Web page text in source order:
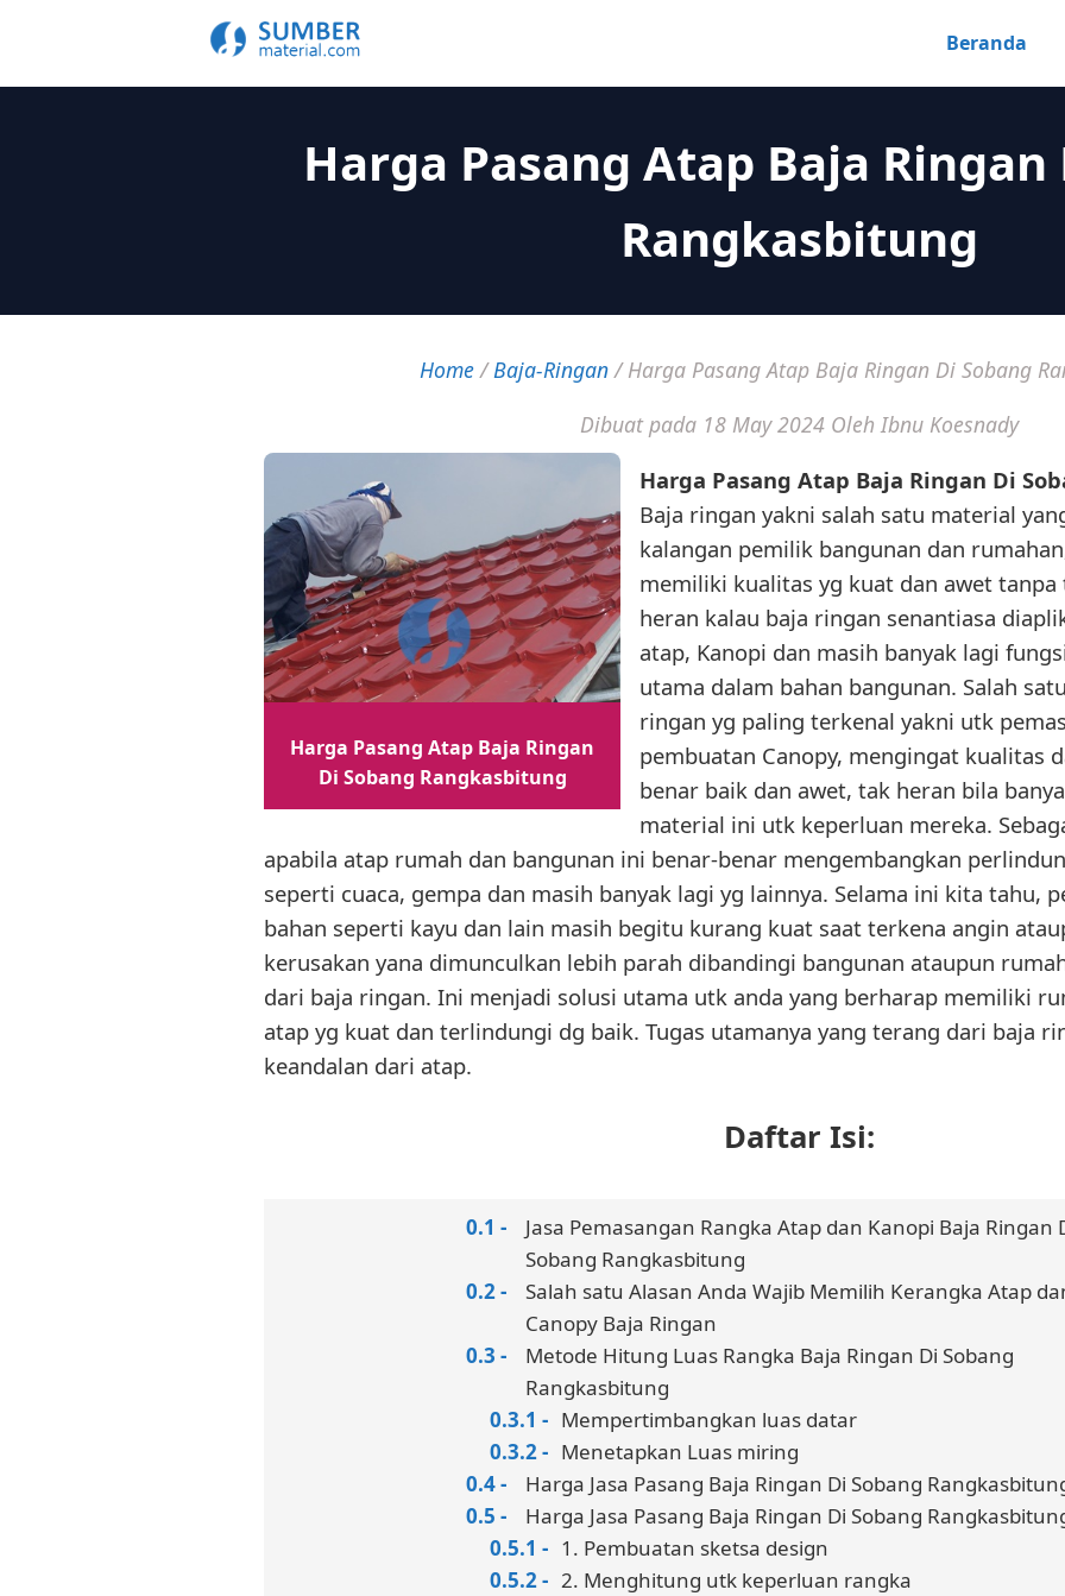
Beranda
Harga Pasang Atap Baja Ringan
Rangkasbitung
Home/Baja-Ringan/Harga Pasang Atap Baja Ringan Di Sobang
Dibuat pada 18 May 2024 Oleh Ibnu Koesnady
Harga Pasang Atap Baja Ringan
Di Sobang Rangkasbitung
Harga Pasang Atap Baja Ringan Di
Baja ringan yakni salah satu material
kalangan pemilik bangunan dan
memiliki kualitas yg kuat dan awet
heran kalau baja ringan senantiasa
atap, Kanopi dan masih banyak lagi
utama dalam bahan bangunan. Salah
ringan yg paling terkenal yakni utk
pembuatan Canopy, mengingat kualitas
benar baik dan awet, tak heran bila
material ini utk keperluan mereka.
apabila atap rumah dan bangunan ini benar-benar mengembangkan
seperti cuaca, gempa dan masih banyak lagi yg lainnya. Selama ini kita tahu,
bahan seperti kayu dan lain masih begitu kurang kuat saat terkena angin
kerusakan yana dimunculkan lebih parah dibandingi bangunan ataupun
dari baja ringan. Ini menjadi solusi utama utk anda yang berharap memiliki
atap yg kuat dan terlindungi dg baik. Tugas utamanya yang terang dari baja
keandalan dari atap.
Daftar Isi:
Jasa Pemasangan Rangka Atap dan Kanopi Baja Ringan
Sobang Rangkasbitung
Salah satu Alasan Anda Wajib Memilih Kerangka Atap
Canopy Baja Ringan
Metode Hitung Luas Rangka Baja Ringan Di Sobang
Rangkasbitung
Mempertimbangkan luas datar
Menetapkan Luas miring
Harga Jasa Pasang Baja Ringan Di Sobang
Harga Jasa Pasang Baja Ringan Di Sobang
1. Pembuatan sketsa design
2. Menghitung utk keperluan rangka